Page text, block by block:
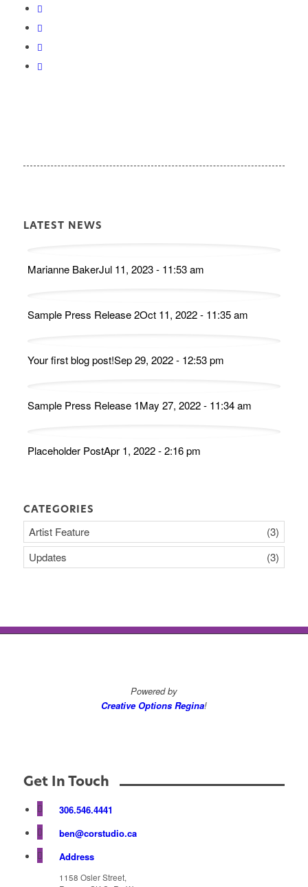
LATEST NEWS
Marianne BakerJul 11, 2023 - 11:53 am
Sample Press Release 2Oct 11, 2022 - 11:35 am
Your first blog post!Sep 29, 2022 - 12:53 pm
Sample Press Release 1May 27, 2022 - 11:34 am
Placeholder PostApr 1, 2022 - 2:16 pm
CATEGORIES
Artist Feature
(3)
Updates
(3)
Powered by
Creative Options Regina!
Get In Touch
306.546.4441
ben@corstudio.ca
Address
1158 Osler Street,